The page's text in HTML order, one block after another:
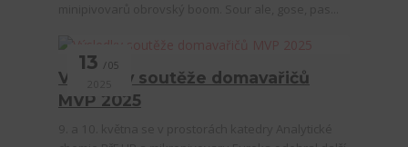
13 05
Výsledky soutěže domavařičů
MVP 2025